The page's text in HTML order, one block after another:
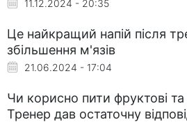
11.12.2024 - 20:35
Це найкращий напій після
збільшення м'язів
21.06.2024 - 17:04
Чи корисно пити фруктові та
Тренер дав остаточну